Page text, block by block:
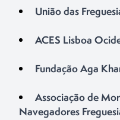
União das
ACES Lisboa
Fundação Aga
Associação de
Navegadores